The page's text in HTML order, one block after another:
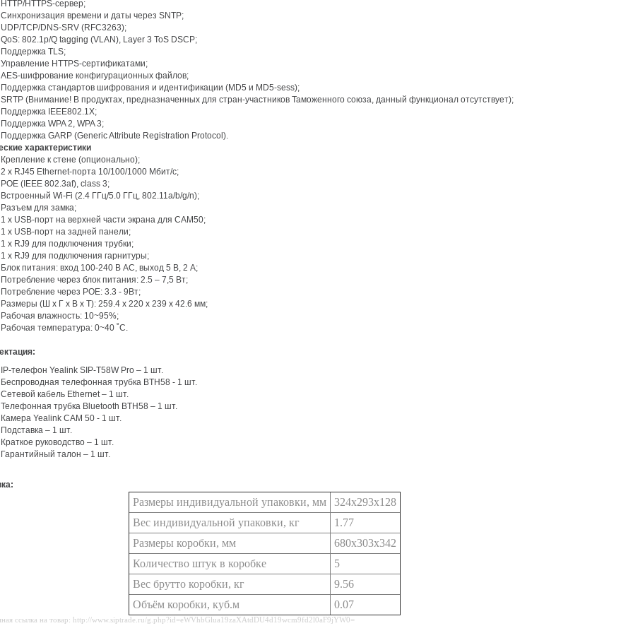
HTTP/HTTPS-сервер;
Синхронизация времени и даты через SNTP;
UDP/TCP/DNS-SRV (RFC3263);
QoS: 802.1p/Q tagging (VLAN), Layer 3 ToS DSCP;
Поддержка TLS;
Управление HTTPS-сертификатами;
AES-шифрование конфигурационных файлов;
Поддержка стандартов шифрования и идентификации (MD5 и MD5-sess);
SRTP (Внимание! В продуктах, предназначенных для стран-участников Таможенного союза, данный функционал отсутствует);
Поддержка IEEE802.1X;
Поддержка WPA 2, WPA 3;
Поддержка GARP (Generic Attribute Registration Protocol).
характеристики
Крепление к стене (опционально);
2 х RJ45 Ethernet-порта 10/100/1000 Мбит/с;
POE (IEEE 802.3af), class 3;
Встроенный Wi-Fi (2.4 ГГц/5.0 ГГц, 802.11a/b/g/n);
Разъем для замка;
1 x USB-порт на верхней части экрана для CAM50;
1 x USB-порт на задней панели;
1 х RJ9 для подключения трубки;
1 х RJ9 для подключения гарнитуры;
Блок питания: вход 100-240 В AC, выход 5 В, 2 А;
Потребление через блок питания: 2.5 – 7,5 Вт;
Потребление через POE: 3.3 - 9Вт;
Размеры (Ш x Г x В x Т): 259.4 x 220 x 239 x 42.6 мм;
Рабочая влажность: 10~95%;
Рабочая температура: 0~40 ˚C.
IP-телефон Yealink SIP-T58W Pro – 1 шт.
Беспроводная телефонная трубка BTH58 - 1 шт.
Сетевой кабель Ethernet – 1 шт.
Телефонная трубка Bluetooth BTH58 – 1 шт.
Камера Yealink CAM 50 - 1 шт.
Подставка – 1 шт.
Краткое руководство – 1 шт.
Гарантийный талон – 1 шт.
Размеры индивидуальной упаковки, мм
324x293x128
Вес индивидуальной упаковки, кг
1.77
Размеры коробки, мм
680x303x342
Количество штук в коробке
5
Вес брутто коробки, кг
9.56
Объём коробки, куб.м
0.07
ссылка на товар: http://www.siptrade.ru/g.php?id=eWVhbGlua19zaXAtdDU4d19wcm9fd2l0aF9jYW0=